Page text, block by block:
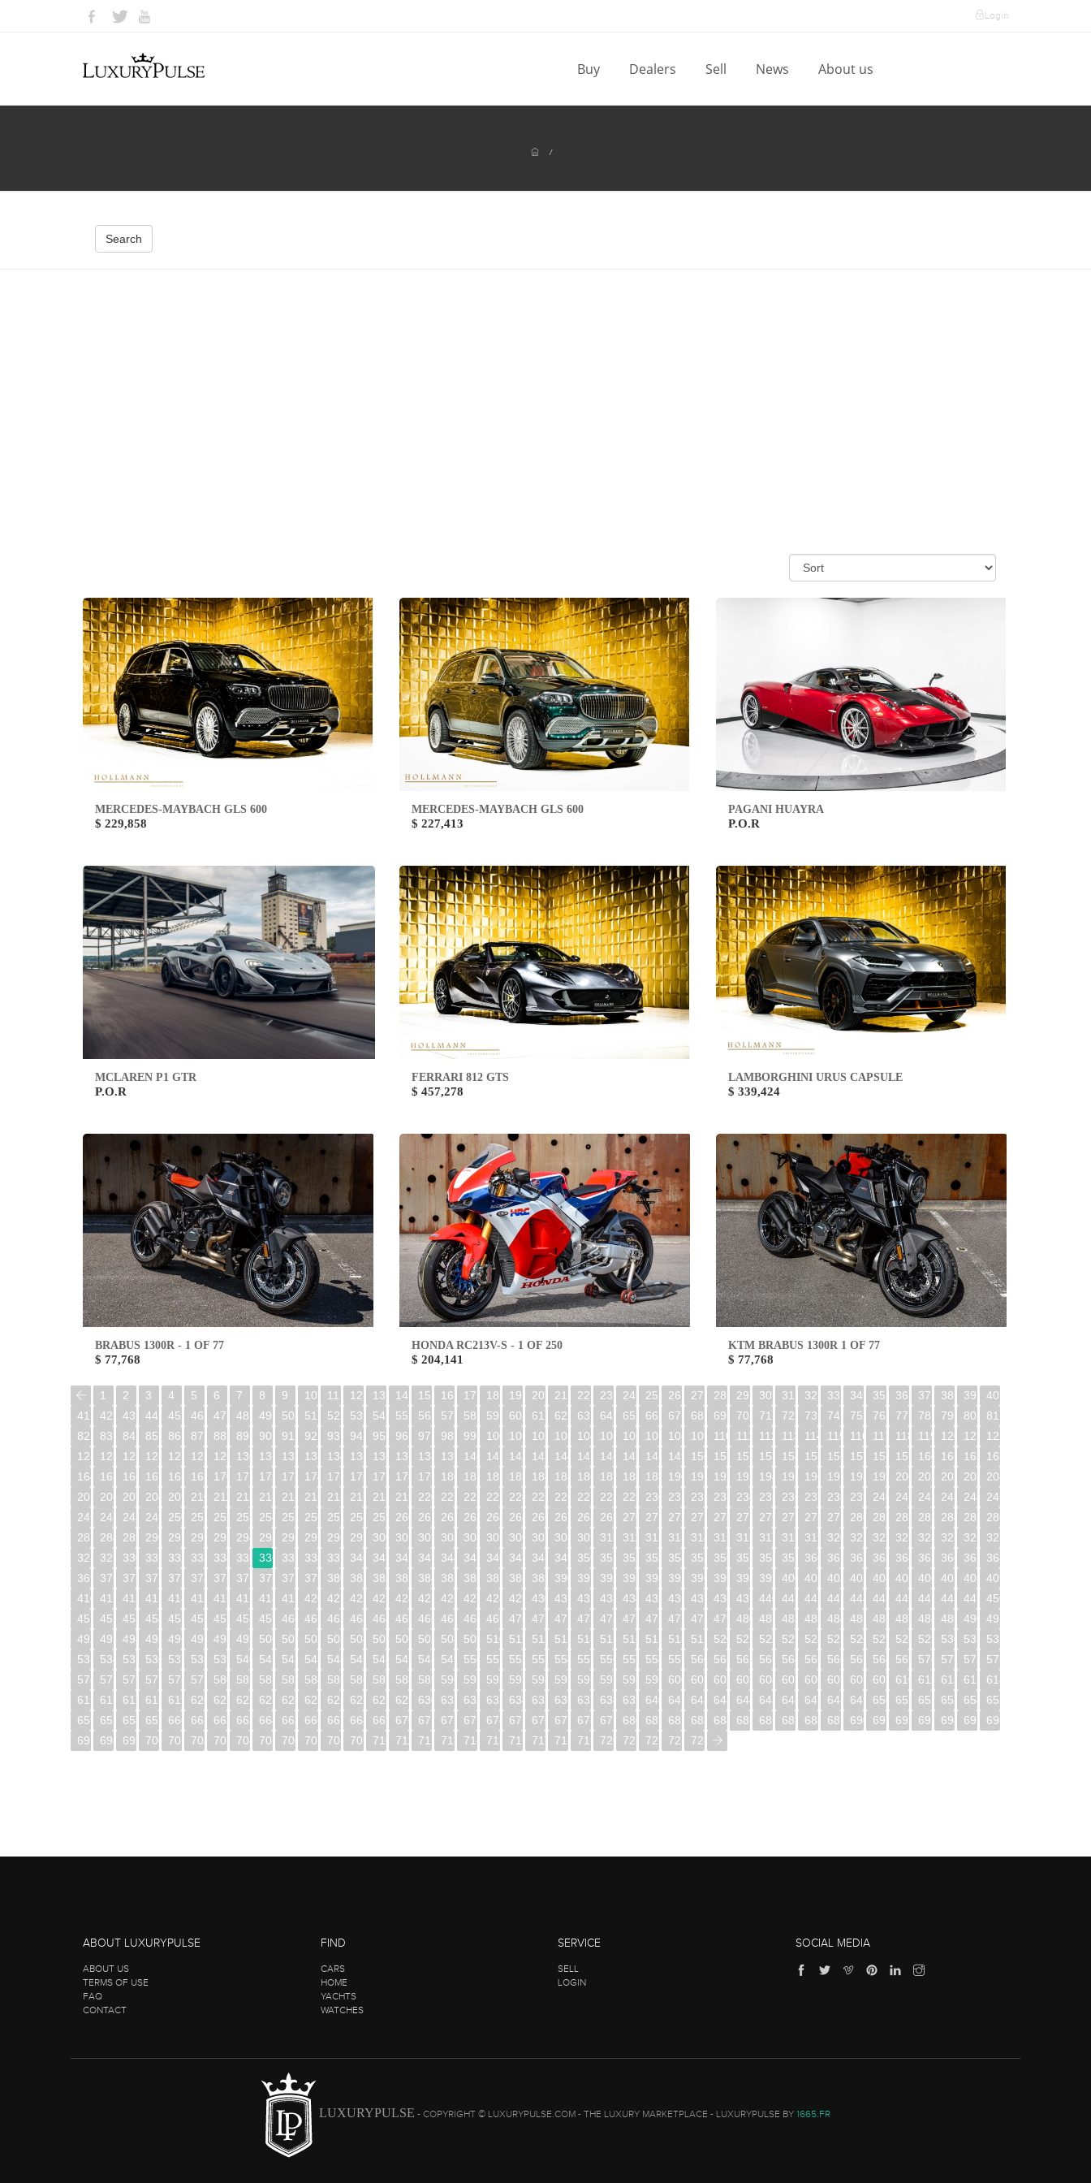
Login
Buy Dealers Sell News About us
/
Search
MERCEDES-MAYBACH GLS 600
$ 229,858
MERCEDES-MAYBACH GLS 600
$ 227,413
PAGANI HUAYRA
P.O.R
MCLAREN P1 GTR
P.O.R
FERRARI 812 GTS
$ 457,278
LAMBORGHINI URUS CAPSULE
$ 339,424
BRABUS 1300R - 1 OF 77
$ 77,768
HONDA RC213V-S - 1 OF 250
$ 204,141
KTM BRABUS 1300R 1 OF 77
$ 77,768
1 2 3 4 5 6 7 8 9 10 11 12 13 14 15 16 17 18 19 20 21 22 23 24 25 26 27 28 29 30 31 32 33 34 35 36 37 38 39
40
41
42 43 44 45 46 47 48 49 50 51 52 53 54 55 56 57 58 59 60 61 62 63 64 65 66 67 68 69 70 71 72 73 74 75 76 77 78 79 80
81
82
83 84 85 86 87 88 89 90 91 92 93 94 95 96 97 98 99 100 101 102 103 104 105 106 107 108 109 110 111 112 113 114 115 116 117 118 119 120 121
122
123
124 125 126 127 128 129 130 131 132 133 134 135 136 137 138 139 140 141 142 143 144 145 146 147 148 149 150 151 152 153 154 155 156 157 158 159 160 161 162
163
164
165 166 167 168 169 170 171 172 173 174 175 176 177 178 179 180 181 182 183 184 185 186 187 188 189 190 191 192 193 194 195 196 197 198 199 200 201 202 203
204
205
206 207 208 209 210 211 212 213 214 215 216 217 218 219 220 221 222 223 224 225 226 227 228 229 230 231 232 233 234 235 236 237 238 239 240 241 242 243 244
245
246
247 248 249 250 251 252 253 254 255 256 257 258 259 260 261 262 263 264 265 266 267 268 269 270 271 272 273 274 275 276 277 278 279 280 281 282 283 284 285
286
287
288 289 290 291 292 293 294 295 296 297 298 299 300 301 302 303 304 305 306 307 308 309 310 311 312 313 314 315 316 317 318 319 320 321 322 323 324 325 326
327
328
329 330 331 332 333 334 335 336 337 338 339 340 341 342 343 344 345 346 347 348 349 350 351 352 353 354 355 356 357 358 359 360 361 362 363 364 365 366 367
368
369
370 371 372 373 374 375 376 377 378 379 380 381 382 383 384 385 386 387 388 389 390 391 392 393 394 395 396 397 398 399 400 401 402 403 404 405 406 407 408
409
410
411 412 413 414 415 416 417 418 419 420 421 422 423 424 425 426 427 428 429 430 431 432 433 434 435 436 437 438 439 440 441 442 443 444 445 446 447 448 449
450
451
452 453 454 455 456 457 458 459 460 461 462 463 464 465 466 467 468 469 470 471 472 473 474 475 476 477 478 479 480 481 482 483 484 485 486 487 488 489 490
491
492
493 494 495 496 497 498 499 500 501 502 503 504 505 506 507 508 509 510 511 512 513 514 515 516 517 518 519 520 521 522 523 524 525 526 527 528 529 530 531
532
533
534 535 536 537 538 539 540 541 542 543 544 545 546 547 548 549 550 551 552 553 554 555 556 557 558 559 560 561 562 563 564 565 566 567 568 569 570 571 572
573
574
575 576 577 578 579 580 581 582 583 584 585 586 587 588 589 590 591 592 593 594 595 596 597 598 599 600 601 602 603 604 605 606 607 608 609 610 611 612 613
614
615
616 617 618 619 620 621 622 623 624 625 626 627 628 629 630 631 632 633 634 635 636 637 638 639 640 641 642 643 644 645 646 647 648 649 650 651 652 653 654
655
656
657 658 659 660 661 662 663 664 665 666 667 668 669 670 671 672 673 674 675 676 677 678 679 680 681 682 683 684 685 686 687 688 689 690 691 692 693 694 695
696
697
698 699 700 701 702 703 704 705 706 707 708 709 710 711 712 713 714 715 716 717 718 719 720 721 722 723 724
ABOUT LUXURYPULSE
ABOUT US
TERMS OF USE
FAQ
CONTACT
FIND
CARS
HOME
YACHTS
WATCHES
SERVICE
SELL
LOGIN
SOCIAL MEDIA
LUXURYPULSE - COPYRIGHT © LUXURYPULSE.COM - THE LUXURY MARKETPLACE - LUXURYPULSE BY 1665.FR